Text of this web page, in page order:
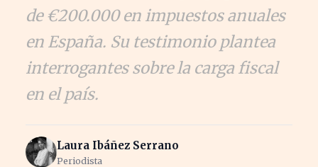
de €200.000 en impuestos anuales
en España. Su testimonio plantea
interrogantes sobre la carga fiscal
en el país.
Laura Ibáñez Serrano
Periodista